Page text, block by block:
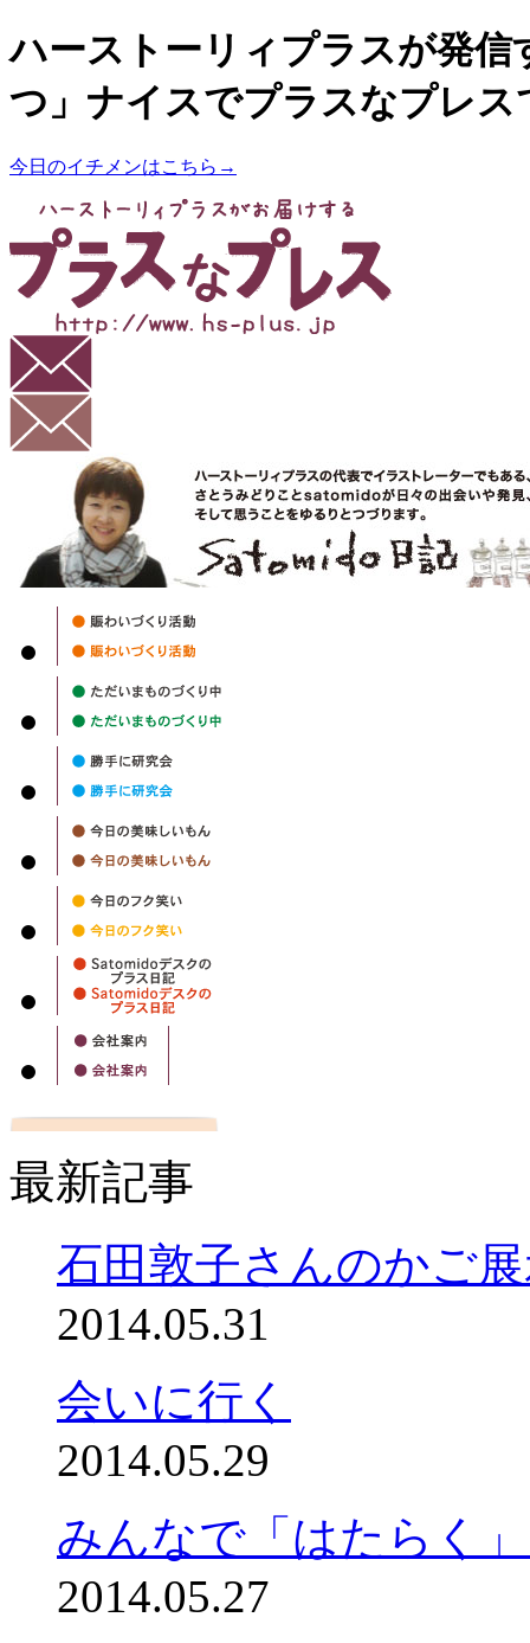
ハーストーリィプラスが発信
つ」ナイスでプラスなプレス
今日のイチメンはこちら→
最新記事
石田敦子さんのかご
2014.05.31
会いに行く
2014.05.29
みんなで「はたらく
2014.05.27